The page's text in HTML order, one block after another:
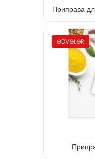
Приправа
ƏDVƏLƏR